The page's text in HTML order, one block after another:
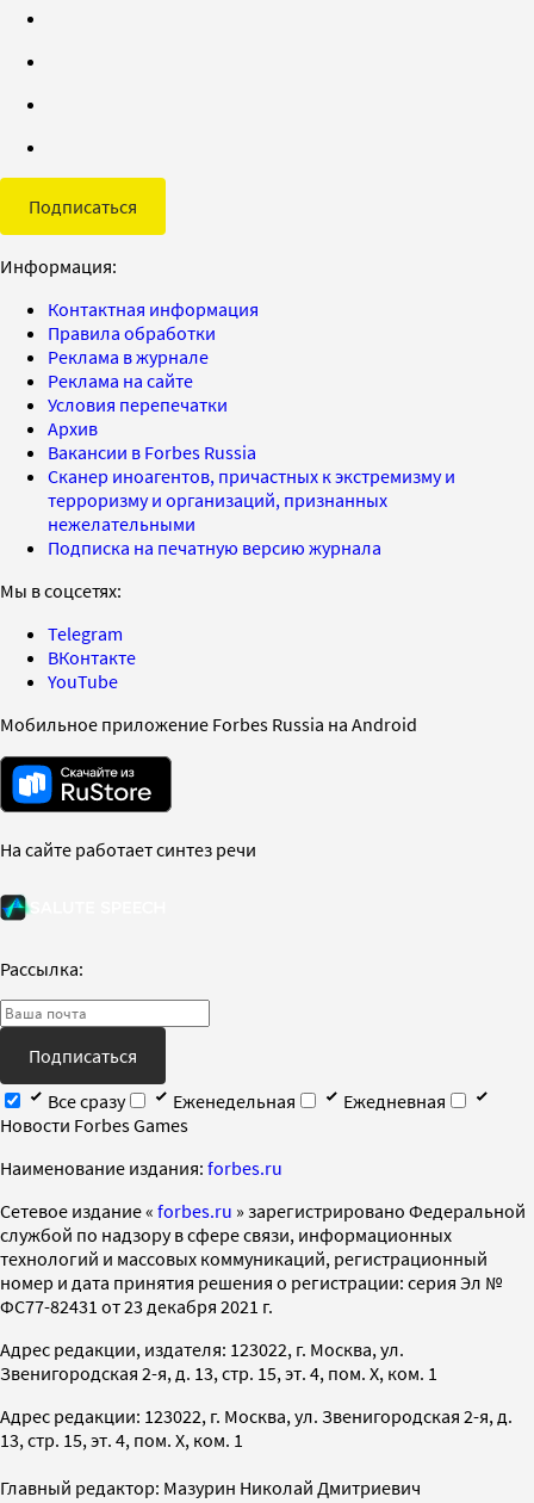
Подписаться
Информация:
Контактная информация
Правила обработки
Реклама в журнале
Реклама на сайте
Условия перепечатки
Архив
Вакансии в Forbes Russia
Сканер иноагентов, причастных к экстремизму и
терроризму и организаций, признанных
нежелательными
Подписка на печатную версию журнала
Мы в соцсетях:
Telegram
ВКонтакте
YouTube
Мобильное приложение Forbes Russia на Android
На сайте работает синтез речи
Рассылка:
Подписаться
Все сразу
Еженедельная
Ежедневная
Новости Forbes Games
Наименование издания: forbes.ru
Cетевое издание « forbes.ru » зарегистрировано Федеральной
службой по надзору в сфере связи, информационных
технологий и массовых коммуникаций, регистрационный
номер и дата принятия решения о регистрации: серия Эл №
ФС77-82431 от 23 декабря 2021 г.
Адрес редакции, издателя: 123022, г. Москва, ул.
Звенигородская 2-я, д. 13, стр. 15, эт. 4, пом. X, ком. 1
Адрес редакции: 123022, г. Москва, ул. Звенигородская 2-я, д.
13, стр. 15, эт. 4, пом. X, ком. 1
Главный редактор: Мазурин Николай Дмитриевич